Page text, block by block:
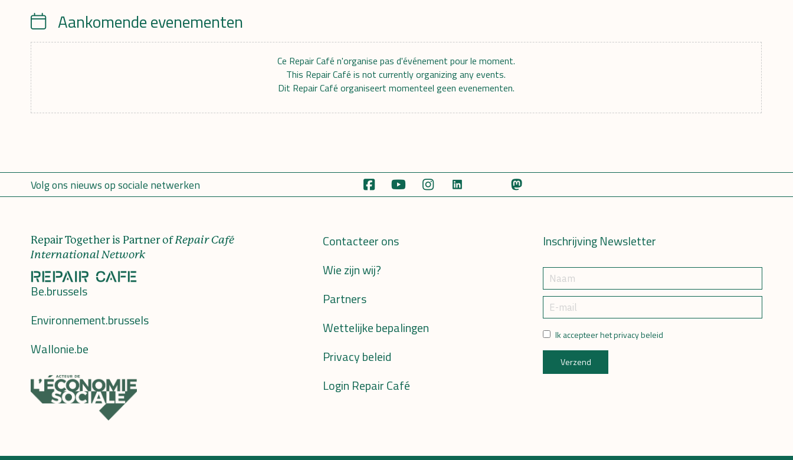
CalendarAankomende evenementen
Ce Repair Café n'organise pas d'événement pour le moment.
This Repair Café is not currently organizing any events.
Dit Repair Café organiseert momenteel geen evenementen.
Volg ons nieuws op sociale netwerken
Repair Together is Partner ofRepair Café
International Network
Be.brussels
Environnement.brussels
Wallonie.be
Contacteer ons
Wie zijn wij?
Partners
Wettelijke bepalingen
Privacy beleid
Login Repair Café
Inschrijving Newsletter
Ik accepteer het privacy beleid
Verzend